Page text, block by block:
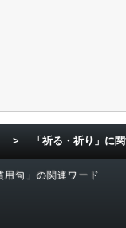
> 「祈る・祈り」に
句」の関連ワード